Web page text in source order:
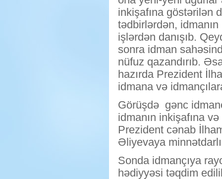
inkişafına göstərilən
tədbirlərdən,
işlərdən danışıb.
sonra idman
nüfuz qazandırıb.
hazırda Prezident
idmana və
Görüşdə gənc
idmanın inkişafına
Prezident cənab
Əliyevaya
Sonda idmançıya
hədiyyəsi təqdim